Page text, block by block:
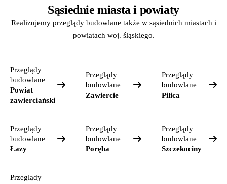
Sąsiednie miasta i powiaty
Realizujemy przeglądy budowlane także w sąsiednich miastach i
powiatach woj. śląskiego.
Przeglądy
budowlane
Powiat
zawierciański
Przeglądy
budowlane
Zawiercie
Przeglądy
budowlane
Pilica
Przeglądy
budowlane
Łazy
Przeglądy
budowlane
Poręba
Przeglądy
budowlane
Szczekociny
Przeglądy